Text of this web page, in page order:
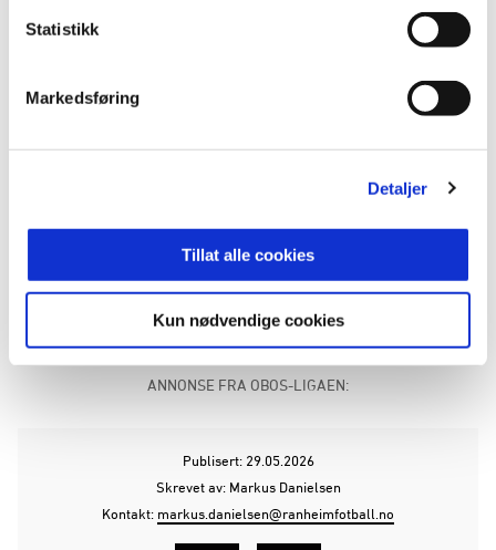
Statistikk
Markedsføring
Detaljer
Tillat alle cookies
Kun nødvendige cookies
Ranheim svarte på sterkt vis. Fem minutter
satte inn 3–2.
De siste minuttene ble dramatiske, med et
Vålerenga-lag som jaktet utligning. Ranheim stod
imidlertid godt imot presset og forsvarte ledelsen
helt inn. Dermed endte det med 3–2-seier på
EXTRA Arena, og Ranheim er videre i NM etter en
sterk prestasjon av guttene og trenerteamet i
ANNONSE FRA OBOS-LIGAEN:
Publisert: 29.05.2026
Skrevet av: Markus Danielsen
Kontakt: markus.danielsen@ranheimfotball.no